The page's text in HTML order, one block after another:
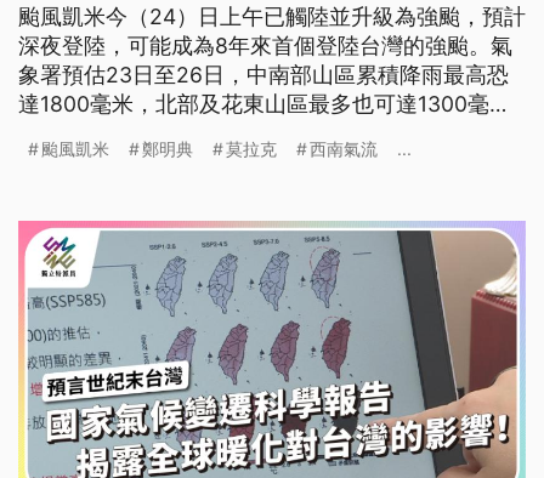
颱風凱米今（24）日上午已觸陸並升級為強颱，預計
深夜登陸，可能成為8年來首個登陸台灣的強颱。氣
象署預估23日至26日，中南部山區累積降雨最高恐
達1800毫米，北部及花東山區最多也可達1300毫
情況和造成八八風災的莫拉克相似，致災風險高。
颱風凱米 鄭明典 莫拉克 西南氣流 ...